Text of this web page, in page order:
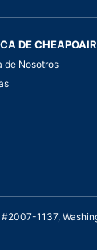
DE CHEAPOAIR
de Nosotros
1137,